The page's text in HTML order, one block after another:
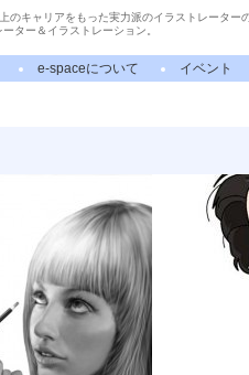
のキャリアをもった実力派のイラストレーター
ター＆イラストレーション。
e-spaceについて イベント